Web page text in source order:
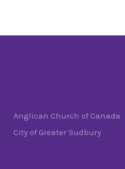
Anglican Church of Canada
City of Greater Sudbury